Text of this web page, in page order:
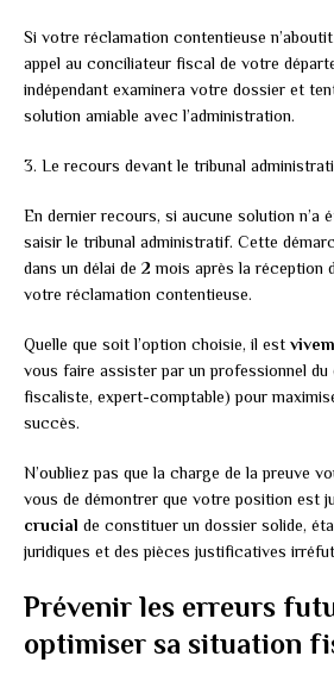
Si votre réclamation contentieuse
appel au conciliateur fiscal de votre
indépendant examinera votre dossier et
solution amiable avec l’administration.
3. Le recours devant le tribunal
En dernier recours, si aucune solution n’a
saisir le tribunal administratif. Cette
dans un délai de 2 mois après la réception
votre réclamation contentieuse.
Quelle que soit l’option choisie, il est
vous faire assister par un professionnel
fiscaliste, expert-comptable) pour
succès.
N’oubliez pas que la charge de la preuve
vous de démontrer que votre position est
crucial de constituer un dossier solide,
juridiques et des pièces justificatives
Prévenir les erreurs
optimiser sa situation